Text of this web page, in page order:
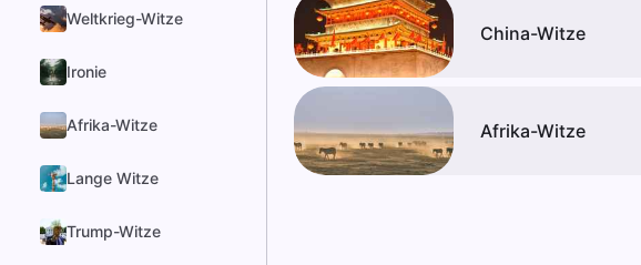
Weltkrieg-Witze
Ironie
Afrika-Witze
Lange Witze
Trump-Witze
China-Witze
Afrika-Witze